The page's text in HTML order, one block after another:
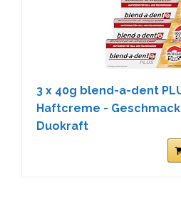
3 x 40g blend-a-dent
Haftcreme -
Duokraft